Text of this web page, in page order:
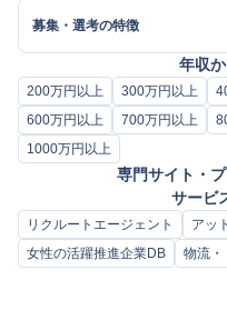
募集・選考の特徴
年収
200万円以上 300万円以上
600万円以上
700万円以上
1000万円以上
専門サイト・
サービ
リクルートエージェント アッ
女性の活躍推進企業DB
物流・